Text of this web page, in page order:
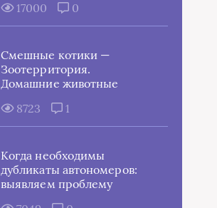
17000
0
Смешные котики —
Зоотерритория.
Домашние животные
8723
1
Когда необходимы
дубликаты автономеров:
выявляем проблему